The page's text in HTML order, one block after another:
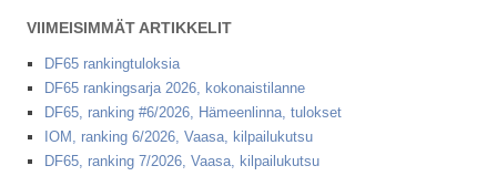
VIIMEISIMMÄT ARTIKKELIT
DF65 rankingtuloksia
DF65 rankingsarja 2026, kokonaistilanne
DF65, ranking #6/2026, Hämeenlinna, tulokset
IOM, ranking 6/2026, Vaasa, kilpailukutsu
DF65, ranking 7/2026, Vaasa, kilpailukutsu